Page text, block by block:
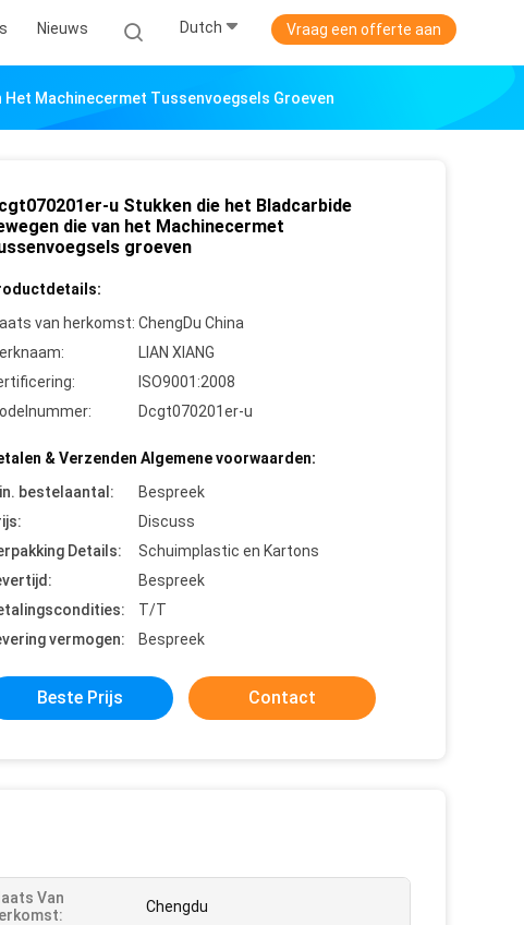
Nieuws Dutch Vraag een offerte aan
Het Machinecermet Tussenvoegsels Groeven
u Stukken die het Bladcarbide
die van het Machinecermet
groeven
van herkomst: ChengDu China
LIAN XIANG
ISO9001:2008
Dcgt070201er-u
& Verzenden Algemene voorwaarden:
bestelaantal:
Bespreek
Discuss
Details:
Schuimplastic en Kartons
Bespreek
T/T
vermogen:
Bespreek
Beste Prijs Contact
Van
Chengdu